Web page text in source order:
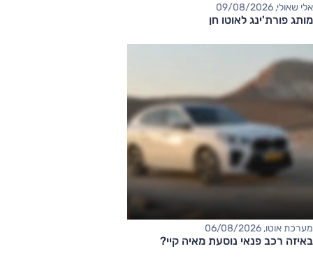
אלי שאולי, 09/08/2026
מותג פורת'ינג לאוטו חן
מערכת אוטו, 06/08/2026
באיזה רכב פנאי נוסעת מאיה קיי?